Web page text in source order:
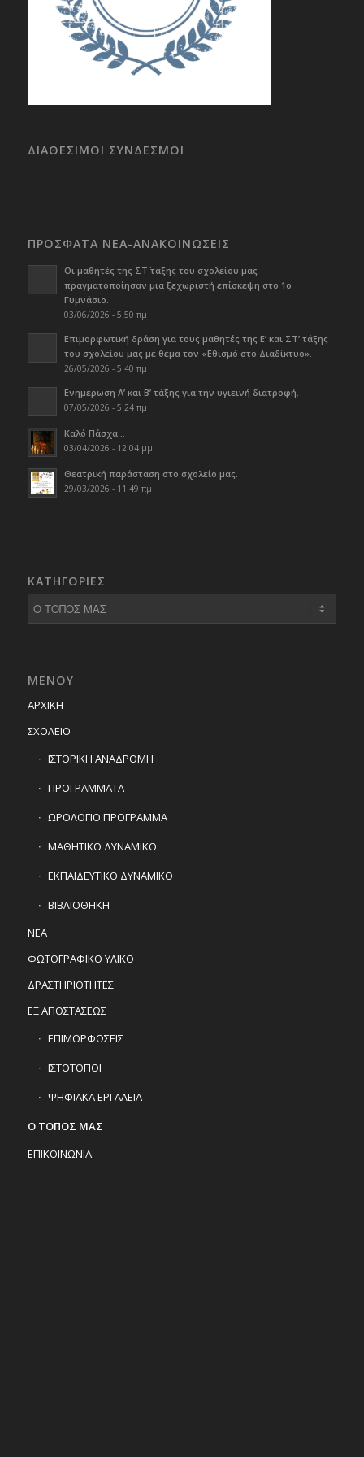
ΔΙΑΘΕΣΙΜΟΙ ΣΥΝΔΕΣΜΟΙ
ΠΡΟΣΦΑΤΑ ΝΕΑ-ΑΝΑΚΟΙΝΩΣΕΙΣ
Οι μαθητές της ΣΤ΄ τάξης του σχολείου μας
πραγματοποίησαν μια ξεχωριστή επίσκεψη στο 1ο
Γυμνάσιο.
03/06/2026 - 5:50 πμ
Επιμορφωτική δράση για τους μαθητές της Ε’ και ΣΤ’ τάξης
του σχολείου μας με θέμα τον «Εθισμό στο Διαδίκτυο».
26/05/2026 - 5:40 πμ
Ενημέρωση Α’ και Β’ τάξης για την υγιεινή διατροφή.
07/05/2026 - 5:24 πμ
Καλό Πάσχα…
03/04/2026 - 12:04 μμ
Θεατρική παράσταση στο σχολείο μας.
29/03/2026 - 11:49 πμ
KΑΤΗΓΟΡΊΕΣ
ΜΕΝΟΥ
ΑΡΧΙΚΗ
ΣΧΟΛΕΙΟ
ΙΣΤΟΡΙΚΗ ΑΝΑΔΡΟΜΗ
ΠΡΟΓΡΑΜΜΑΤΑ
ΩΡΟΛΟΓΙΟ ΠΡΟΓΡΑΜΜΑ
ΜΑΘΗΤΙΚΟ ΔΥΝΑΜΙΚΟ
ΕΚΠΑΙΔΕΥΤΙΚΟ ΔΥΝΑΜΙΚΟ
ΒΙΒΛΙΟΘΗΚΗ
ΝΕΑ
ΦΩΤΟΓΡΑΦΙΚΟ ΥΛΙΚΟ
ΔΡΑΣΤΗΡΙΟΤΗΤΕΣ
ΕΞ ΑΠΟΣΤΑΣΕΩΣ
ΕΠΙΜΟΡΦΩΣΕΙΣ
ΙΣΤΟΤΟΠΟΙ
ΨΗΦΙΑΚΑ ΕΡΓΑΛΕΙΑ
Ο ΤΟΠΟΣ ΜΑΣ
ΕΠΙΚΟΙΝΩΝΙΑ